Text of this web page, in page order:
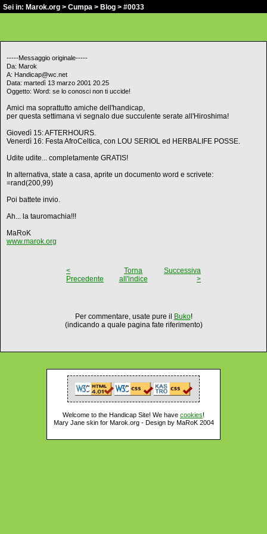
Sei in: Marok.org > Cumpa > Blog > #0033
-----Messaggio originale-----
Da: Marok
A: Handicap@wc.net
Data: martedì 13 marzo 2001 20.25
Oggetto: Word: se lo conosci non ti uccide!
Amici ma soprattutto amiche dell'handicap,
per questa settimana vi segnalo due succulente serate all'Hiroshima!
Giovedì 15: AFTERHOURS.
Venerdì 16: Festa AfroCeltica, con LOU SERIOL ed HERBALIFE POSSE.
Udite udite... completamente GRATIS!
In alternativa, state a casa, aprite un documento word e scrivete:
=rand(200,99)
Poi battete invio.
Ah... la tauromachia!!!
MaRoK
www.marok.org
<
Precedente
Torna
all'indice
Successiva
>
Per commentare, usate pure il Buko!
(indicando a quale pagina fate riferimento)
Welcome to the Handicap Site! We have cookies!
Mary Jane skin for Marok.org - Design by MaRoK 2004